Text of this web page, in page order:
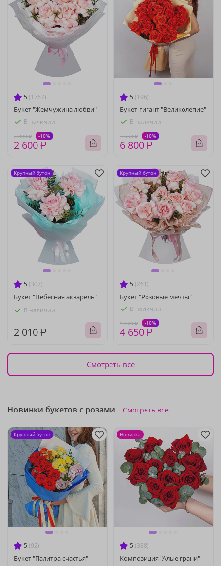
5 (1767)
Букет "Жемчужина любви"
В наличии
2 890 ₽ -10%
2 600 ₽
5 (196)
Букет-гигант "Великолепие"
В наличии
7 560 ₽ -10%
6 800 ₽
5 (307)
Букет "Небесная акварель"
В наличии
2 010 ₽
Крупный бутон
5 (261)
Букет "Розовые мечты"
В наличии
5 170 ₽ -10%
4 650 ₽
Крупный бутон
Смотреть все
Новинки букетов с розами Смотреть все
5 (92)
Букет "Палитра счастья"
Крупный бутон
5 (388)
Композиция "Алые грани"
Новинка